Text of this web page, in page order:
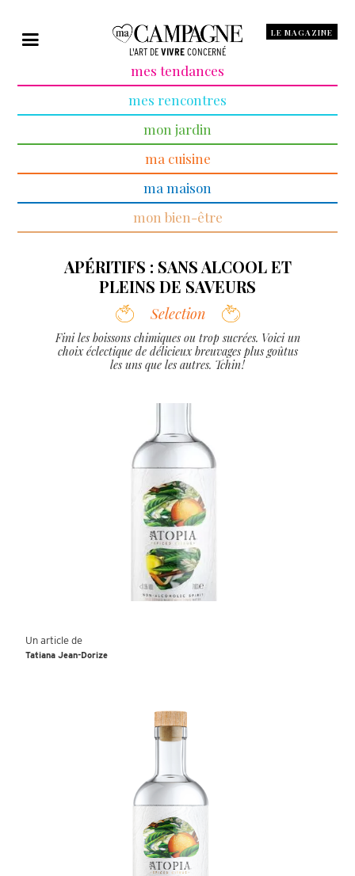
L'ART DE VIVRE CONCERNÉ
LE MAGAZINE
mes tendances
mes rencontres
mon jardin
ma cuisine
ma maison
mon bien-être
APÉRITIFS : SANS ALCOOL ET
PLEINS DE SAVEURS
Selection
Fini les boissons chimiques ou trop sucrées. Voici un
choix éclectique de délicieux breuvages plus goûtus
les uns que les autres. Tchin !
Un article de
Tatiana Jean-Dorize